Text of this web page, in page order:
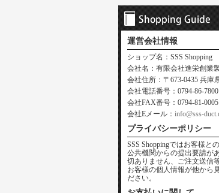
運営会社情報
ショップ名：SSS Shopping
会社名：有限会社進栄創業
会社住所：〒673-0435 兵庫
会社電話番号：0794-86-7800
会社FAX番号：0794-81-0005
会社Eメール： info@sss-
プライバシーポリシー
SSS Shoppingではお客様と
公共機関からの提出要請が
切ありません、ご注文送信
お客様の個人情報が他から
ださい。